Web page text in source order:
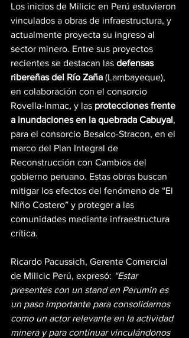
Los inicios de Milicic en Perú estuvieron
vinculados a obras de infraestructura, y
actualmente proyecta su ingreso al
sector minero. Entre sus proyectos
recientes se destacan las defensas
ribereñas del Río Zaña (Lambayeque),
en colaboración con el consorcio
Rovella-Inmac, y las protecciones frente
a inundaciones en la quebrada Cabuyal,
para el consorcio Besalco-Stracon, en el
marco del Plan Integral de
Reconstrucción con Cambios del
gobierno peruano. Estas obras buscan
mitigar los efectos del fenómeno de “El
Niño Costero” y proteger a las
comunidades mediante infraestructura
crítica.
Ricardo Pacussich, Gerente Comercial
de Milicic Perú, expresó: “Estar
presentes con un stand en Perumin es
un paso importante para consolidarnos
como un actor relevante en la actividad
minera y para continuar vinculándonos